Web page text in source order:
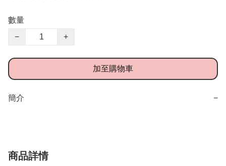
數量
−
+
加至購物車
簡介 −
商品詳情